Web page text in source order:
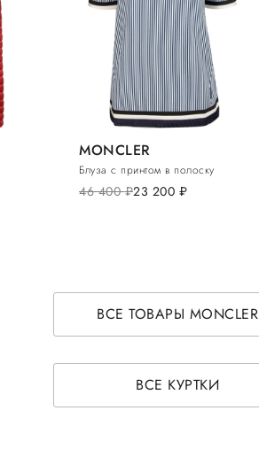
MONCLER
Блуза с принтом в полоску
46 400руб.23 200 руб.
ВСЕ ТОВАРЫ MONCLER
ВСЕ КУРТКИ